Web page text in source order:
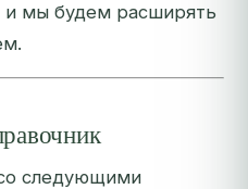
и мы будем расширять
следующими